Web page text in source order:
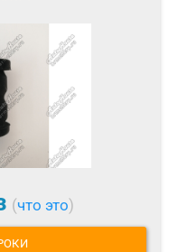
(что это)